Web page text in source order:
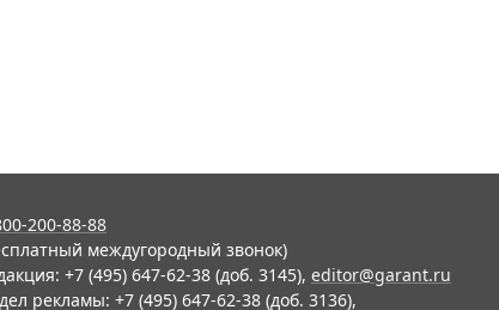
200-88-88
междугородный звонок)
+7 (495) 647-62-38 (доб. 3145), editor@garant.ru
рекламы: +7 (495) 647-62-38 (доб. 3136),